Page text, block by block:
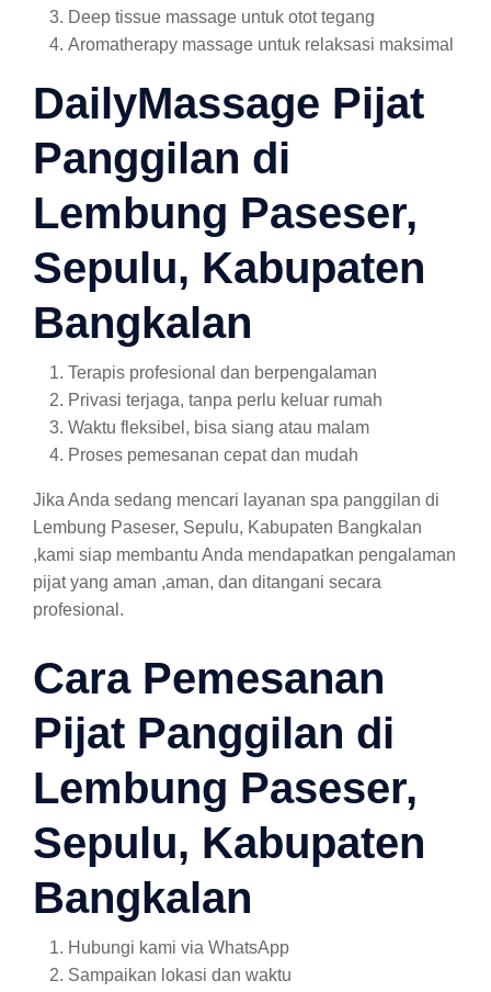
Deep tissue massage untuk otot tegang
Aromatherapy massage untuk relaksasi maksimal
DailyMassage Pijat
Panggilan di
Lembung Paseser,
Sepulu, Kabupaten
Bangkalan
Terapis profesional dan berpengalaman
Privasi terjaga, tanpa perlu keluar rumah
Waktu fleksibel, bisa siang atau malam
Proses pemesanan cepat dan mudah
Jika Anda sedang mencari layanan spa panggilan di
Lembung Paseser, Sepulu, Kabupaten Bangkalan
,kami siap membantu Anda mendapatkan pengalaman
pijat yang aman ,aman, dan ditangani secara
profesional.
Cara Pemesanan
Pijat Panggilan di
Lembung Paseser,
Sepulu, Kabupaten
Bangkalan
Hubungi kami via WhatsApp
Sampaikan lokasi dan waktu